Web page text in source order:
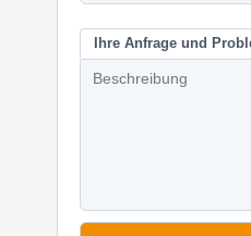
Ihre Anfrage und